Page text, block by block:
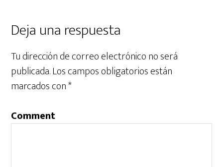
Deja una respuesta
Tu dirección de correo electrónico no será
publicada.Los campos obligatorios están
marcados con*
Comment